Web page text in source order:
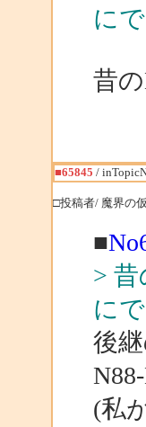
に
昔
■65845 /
□投稿者/ 魔界の
■
>
に
後
(私